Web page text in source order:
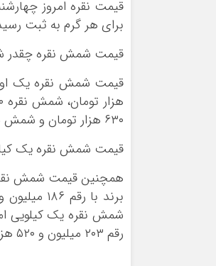
برای هر گرم به ثبت رسید؛ قیمت اونس جهانی
قیمت شمش نقره چقدر
۶۳۰ هزار تومان و شمش نقره نیم کیلویی نیز با رقم ۱۰۳ میلیون و ۸۱۰ هزار تومان به ثبت رسید.
قیمت شمش نقره یک
رقم ۲۰۳ میلیون و ۵۲۰ هزار تومان به فروش رسید.